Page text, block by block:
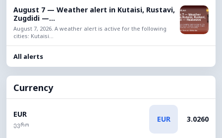
August 7 — Weather alert in Kutaisi, Rustavi,
Zugdidi —...
August 7, 2026. A weather alert is active for the following
cities: Kutaisi...
All alerts
Currency
EUR
ევრო
EUR 3.0260